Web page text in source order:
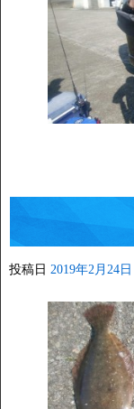
投稿日 2019年2月24日